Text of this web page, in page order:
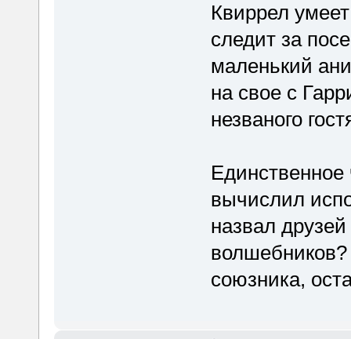
Квиррел
следит за
маленький
на свое с
незваного
Единственное
вычислил
назвал
союзника,